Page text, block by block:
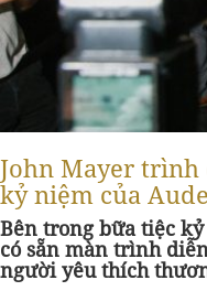
John Mayer
kỷ niệm của
Bên trong bữa tiệc
có sẵn màn trình
người yêu thích